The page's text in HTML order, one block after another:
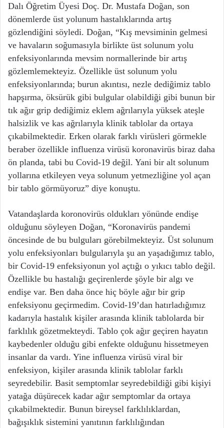
Dalı Öğretim Üyesi Doç. Dr. Mustafa Doğan, son
dönemlerde üst yolunum hastalıklarında artış
gözlendiğini söyledi. Doğan, “Kış mevsiminin gelmesi
ve havaların soğumasıyla birlikte üst solunum yolu
enfeksiyonlarında mevsim normallerinde bir artış
gözlemlemekteyiz. Özellikle üst solunum yolu
enfeksiyonlarında; burun akıntısı, nezle dediğimiz tablo
hapşırma, öksürük gibi bulgular olabildiği gibi bunun bir
tık ağır grip dediğimiz eklem ağrılarıyla yüksek ateşle
halsizlik ve kas ağrılarıyla klinik tablolar da ortaya
çıkabilmektedir. Erken olarak farklı virüsleri görmekle
beraber özellikle influenza virüsü koronavirüs biraz daha
ön planda, tabi bu Covid-19 değil. Yani bir alt solunum
yollarına etkileyen veya solunum yetmezliğine yol açan
bir tablo görmüyoruz” diye konuştu.
Vatandaşlarda koronovirüs oldukları yönünde endişe
olduğunu söyleyen Doğan, “Koronavirüs pandemi
öncesinde de bu bulguları görebilmekteyiz. Üst solunum
yolu enfeksiyonları bulgularıyla şu an yaşadığımız tablo,
bir Covid-19 enfeksiyonun yol açtığı o yıkıcı tablo değil.
Özellikle bu hastalığı geçirenlerde şöyle bir algı ve
endişe var. Ben daha önce hiç böyle ağır bir grip
enfeksiyonu geçirmedim. Covid-19’dan hatırladığımız
kadarıyla hastalık kişiler arasında klinik tablolarda bir
farklılık gözetmekteydi. Tablo çok ağır geçiren hayatın
kaybedenler olduğu gibi enfekte olduğunu hissetmeyen
insanlar da vardı. Yine influenza virüsü viral bir
enfeksiyon, kişiler arasında klinik tablolar farklı
seyredebilir. Basit semptomlar seyredebildiği gibi kişiyi
yatağa düşürecek kadar ağır semptomlar da ortaya
çıkabilmektedir. Bunun bireysel farklılıklardan,
bağışıklık sistemini yanıtının farklılığından